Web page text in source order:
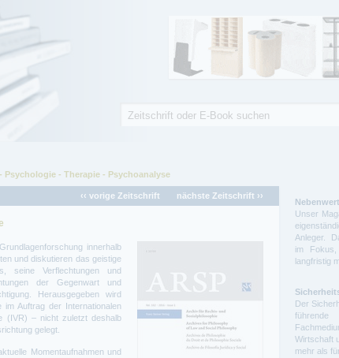
Psychologie - Therapie - Psychoanalyse
‹‹ vorige Zeitschrift nächste Zeitschrift ››
innerhalb
und diskutieren das geistige
seine Verflechtungen und
der Gegenwart und
Herausgegeben wird
Auftrag der Internationalen
(IVR) – nicht zuletzt deshalb
gelegt.
Momentaufnahmen und
Unser
Anleger.
im
langfristig
Der
führende
Wirtschaft
mehr als